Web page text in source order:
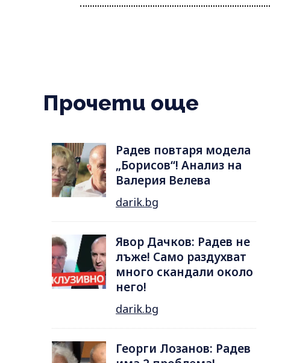
Прочети още
Радев повтаря модела
„Борисов“! Анализ на
Валерия Велева
darik.bg
Явор Дачков: Радев не
лъже! Само раздухват
много скандали около
него!
darik.bg
Георги Лозанов: Радев